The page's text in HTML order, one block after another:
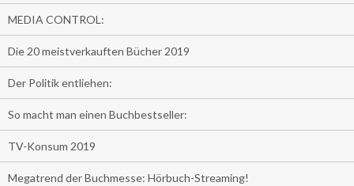
MEDIA CONTROL:
Die 20 meistverkauften Bücher 2019
Der Politik entliehen:
So macht man einen Buchbestseller:
TV-Konsum 2019
Megatrend der Buchmesse: Hörbuch-Streaming!